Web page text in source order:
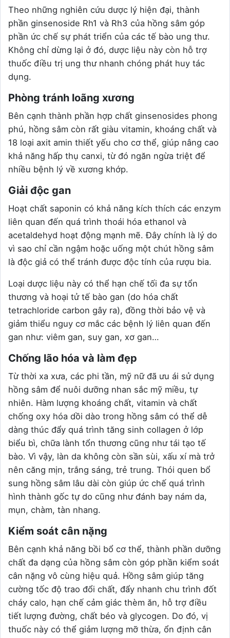
Theo những nghiên cứu dược lý hiện đại, thành
phần ginsenoside Rh1 và Rh3 của hồng sâm góp
phần ức chế sự phát triển của các tế bào ung thư.
Không chỉ dừng lại ở đó, dược liệu này còn hỗ trợ
thuốc điều trị ung thư nhanh chóng phát huy tác
dụng.
Phòng tránh loãng xương
Bên cạnh thành phần hợp chất ginsenosides phong
phú, hồng sâm còn rất giàu vitamin, khoáng chất và
18 loại axit amin thiết yếu cho cơ thể, giúp nâng cao
khả năng hấp thụ canxi, từ đó ngăn ngừa triệt để
nhiều bệnh lý về xương khớp.
Giải độc gan
Hoạt chất saponin có khả năng kích thích các enzym
liên quan đến quá trình thoái hóa ethanol và
acetaldehyd hoạt động mạnh mẽ. Đây chính là lý do
vì sao chỉ cần ngậm hoặc uống một chút hồng sâm
là độc giả có thể tránh được độc tính của rượu bia.
Loại dược liệu này có thể hạn chế tối đa sự tổn
thương và hoại tử tế bào gan (do hóa chất
tetrachloride carbon gây ra), đồng thời bảo vệ và
giảm thiểu nguy cơ mắc các bệnh lý liên quan đến
gan như: viêm gan, suy gan, xơ gan…
Chống lão hóa và làm đẹp
Từ thời xa xưa, các phi tần, mỹ nữ đã ưu ái sử dụng
hồng sâm để nuôi dưỡng nhan sắc mỹ miều, tự
nhiên. Hàm lượng khoáng chất, vitamin và chất
chống oxy hóa dồi dào trong hồng sâm có thể dễ
dàng thúc đẩy quá trình tăng sinh collagen ở lớp
biểu bì, chữa lành tổn thương cũng như tái tạo tế
bào. Vì vậy, làn da không còn sần sùi, xấu xí mà trở
nên căng mịn, trắng sáng, trẻ trung. Thói quen bổ
sung hồng sâm lâu dài còn giúp ức chế quá trình
hình thành gốc tự do cũng như đánh bay nám da,
mụn, chàm, tàn nhang.
Kiểm soát cân nặng
Bên cạnh khả năng bồi bổ cơ thể, thành phần dưỡng
chất đa dạng của hồng sâm còn góp phần kiểm soát
cân nặng vô cùng hiệu quả. Hồng sâm giúp tăng
cường tốc độ trao đổi chất, đẩy nhanh chu trình đốt
cháy calo, hạn chế cảm giác thèm ăn, hỗ trợ điều
tiết lượng đường, chất béo và glycogen. Do đó, vị
thuốc này có thể giảm lượng mỡ thừa, ổn định cân